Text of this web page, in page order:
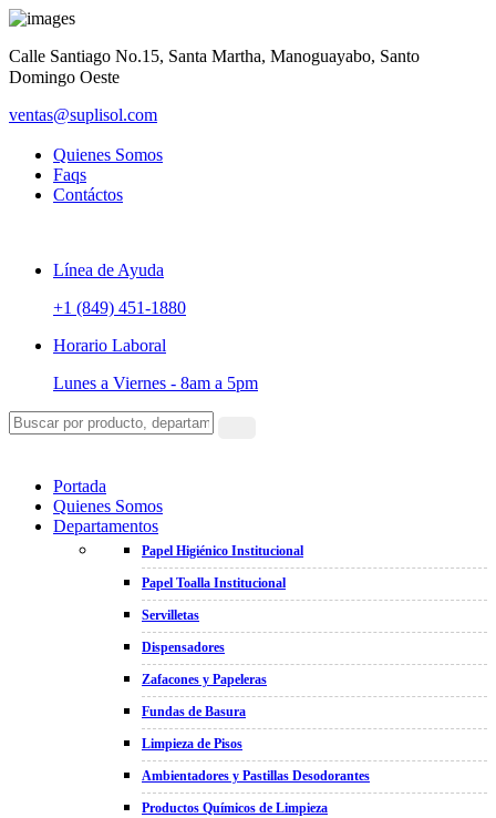
Calle Santiago No.15, Santa Martha, Manoguayabo, Santo
Domingo Oeste
ventas@suplisol.com
Quienes Somos
Faqs
Contáctos
Línea de Ayuda
+1 (849) 451-1880
Horario Laboral
Lunes a Viernes - 8am a 5pm
Portada
Quienes Somos
Departamentos
Papel Higiénico Institucional
Papel Toalla Institucional
Servilletas
Dispensadores
Zafacones y Papeleras
Fundas de Basura
Limpieza de Pisos
Ambientadores y Pastillas Desodorantes
Productos Químicos de Limpieza